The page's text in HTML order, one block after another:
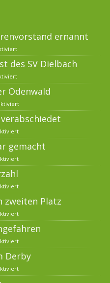
ernannt
des SV Dielbach
Odenwald
gemacht
zweiten Platz
Derby